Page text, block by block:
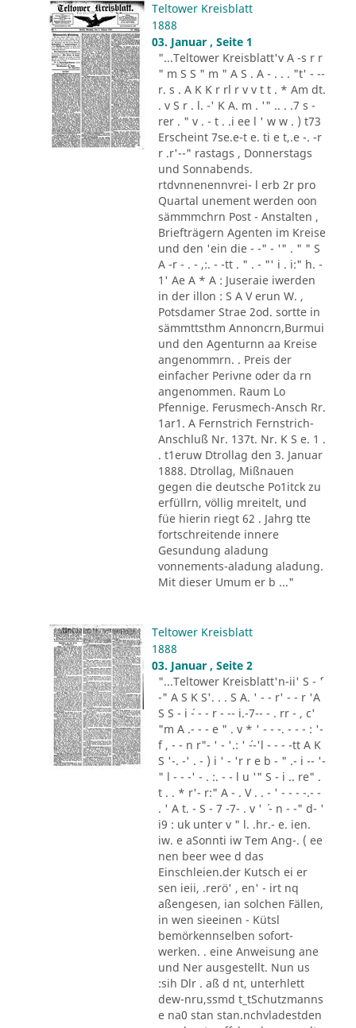
Teltower Kreisblatt
1888
03. Januar , Seite 1
"...Teltower Kreisblatt'v A -s r r
" m S S " m " A S . A - . . . "t' - --
r. s . A K K r rl r v v t t . * Am dt.
. v S r . l. -' K A. m . '" .. . .7 s -
rer . " v . - t . .i ee l ' w w . ) t73
Erscheint 7se.e-t e. ti e t,.e -. -r
r .r'--" rastags , Donnerstags
und Sonnabends.
rtdvnnenennvrei- l erb 2r pro
Quartal unement werden oon
sämmmchrn Post - Anstalten ,
Briefträgern Agenten im Kreise
und den 'ein die - -" - '" . " " S
A -r - . - ,:. - -tt . " . - "' i . i:" h. -
1' Ae A * A : Juseraie iwerden
in der illon : S A V erun W. ,
Potsdamer Strae 2od. sortte in
sämmttsthm Annoncrn,Burmui
und den Agenturnn aa Kreise
angenommrn. . Preis der
einfacher Perivne oder da rn
angenommen. Raum Lo
Pfennige. Ferusmech-Ansch Rr.
1ar1. A Fernstrich Fernstrich-
Anschluß Nr. 137t. Nr. K S e. 1 .
. t1eruw Dtrollag den 3. Januar
1888. Dtrollag, Mißnauen
gegen die deutsche Po1itck zu
erfüllrn, völlig mreitelt, und
füe hierin riegt 62 . Jahrg tte
fortschreitende innere
Gesundung aladung
vonnements-aladung aladung.
Mit dieser Umum er b ..."
Teltower Kreisblatt
1888
03. Januar , Seite 2
"...Teltower Kreisblatt'n-ii' S - ´'
-" A S K S'. . . S A. ' - - r' - - r 'A
S S - i ´- - - r - -- i.-7-- - . rr - , c'
"m A .- - - e " . v * ' - - -. - - - : '-
f , - - n r"- ' - '.: ' ´--'l - - - -tt A K
S '-. -' . - ) i ' - 'r r e b - " .- i -- '-
" l - - -' - . :. - - l u '" S - i .. re" .
t . . * r'- r:" A - . V . . - ' - - - -.- -
. ' A t. - S - 7 -7- . v ' ´ - n - -" d- '
i9 : uk unter v " l. .hr.- e. ien.
iw. e aSonnti iw Tem Ang-. ( ee
nen beer wee d das
Einschleien.der Kutsch ei er
sen ieii, .rerö' , en' - irt nq
aßengesen, ian solchen Fällen,
in wen sieeinen - Kütsl
bemörkennselben sofort-
werken. . eine Anweisung ane
und Ner ausgestellt. Nun us
:sih Dlr . aß d nt, unterhlett
dew-nru,ssmd t_tSchutzmanns
e na0 stan stan.nchvladestden